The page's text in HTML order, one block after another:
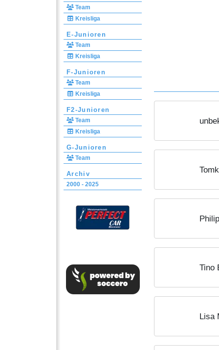
Team
Kreisliga
E-Junioren
Team
Kreisliga
F-Junioren
Team
Kreisliga
F2-Junioren
Team
Kreisliga
G-Junioren
Team
Archiv
2000 - 2025
Tino
Lisa